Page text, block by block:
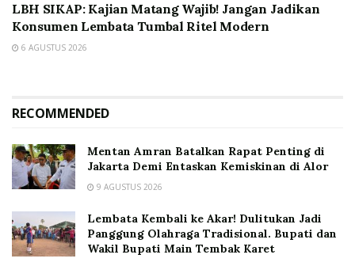
LBH SIKAP: Kajian Matang Wajib! Jangan Jadikan
Konsumen Lembata Tumbal Ritel Modern
6 AGUSTUS 2026
RECOMMENDED
Mentan Amran Batalkan Rapat Penting di
Jakarta Demi Entaskan Kemiskinan di Alor
9 AGUSTUS 2026
Lembata Kembali ke Akar! Dulitukan Jadi
Panggung Olahraga Tradisional. Bupati dan
Wakil Bupati Main Tembak Karet